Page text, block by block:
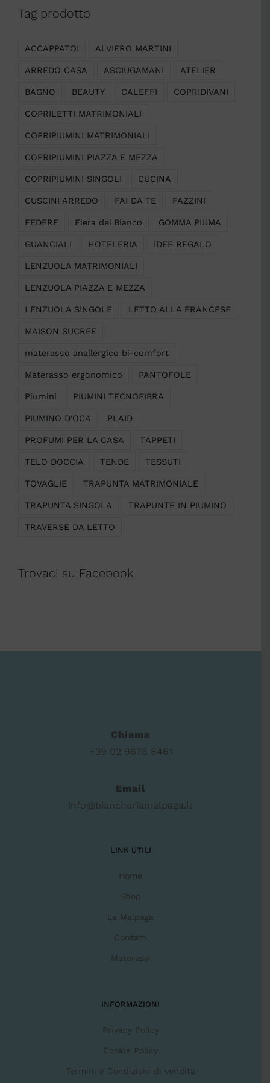
Tag prodotto
ACCAPPATOI ALVIERO MARTINI
ARREDO CASA ASCIUGAMANI ATELIER
BAGNO BEAUTY CALEFFI COPRIDIVANI
COPRILETTI MATRIMONIALI
COPRIPIUMINI MATRIMONIALI
COPRIPIUMINI PIAZZA E MEZZA
COPRIPIUMINI SINGOLI CUCINA
CUSCINI ARREDO FAI DA TE FAZZINI
FEDERE Fiera del Bianco GOMMA PIUMA
GUANCIALI HOTELERIA IDEE REGALO
LENZUOLA MATRIMONIALI
LENZUOLA PIAZZA E MEZZA
LENZUOLA SINGOLE LETTO ALLA FRANCESE
MAISON SUCREE
materasso anallergico bi-comfort
Materasso ergonomico PANTOFOLE
Piumini PIUMINI TECNOFIBRA
PIUMINO D'OCA PLAID
PROFUMI PER LA CASA TAPPETI
TELO DOCCIA TENDE TESSUTI
TOVAGLIE TRAPUNTA MATRIMONIALE
TRAPUNTA SINGOLA TRAPUNTE IN PIUMINO
TRAVERSE DA LETTO
Trovaci su Facebook
Chiama
+39 02 9678 8461
Email
info@biancheriamalpaga.it
LINK UTILI
Home
Shop
La Malpaga
Contatti
Materassi
INFORMAZIONI
Privacy Policy
Cookie Policy
Termini e Condizioni di vendita